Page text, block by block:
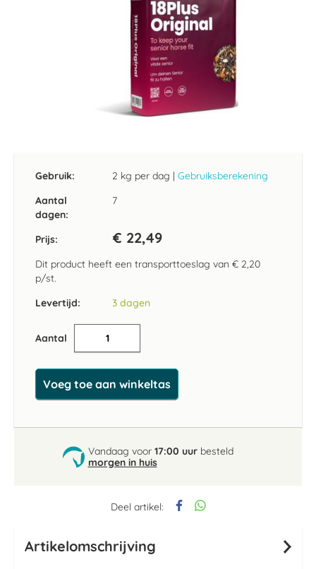
Deel artikel:
Gebruik: 2 kg per dag | Gebruiksberekening
Aantal
dagen:
7
Prijs: € 22,49
Dit product heeft een transporttoeslag van € 2,20
p/st.
Levertijd:
3 dagen
Aantal
Voeg toe aan winkeltas
Vandaag voor 17:00 uurbesteld
morgen in huis
begin
afbeeldingen-
gallerij
Artikelomschrijving